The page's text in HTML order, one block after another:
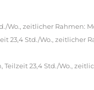
Wo., zeitlicher Rahmen:
23,4 Std./Wo., zeitlicher
23,4 Std./Wo.,